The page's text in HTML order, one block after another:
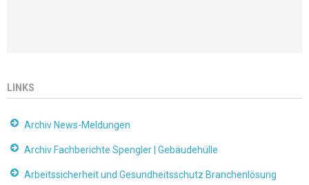
LINKS
Archiv News-Meldungen
Archiv Fachberichte Spengler | Gebäudehülle
Arbeitssicherheit und Gesundheitsschutz Branchenlösung